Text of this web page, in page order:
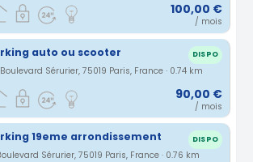
100,00 €
/ mois
auto ou scooter DISPO
Sérurier, 75019 Paris, France · 0.74 km
90,00 €
/ mois
19eme arrondissement DISPO
Sérurier, 75019 Paris, France · 0.76 km